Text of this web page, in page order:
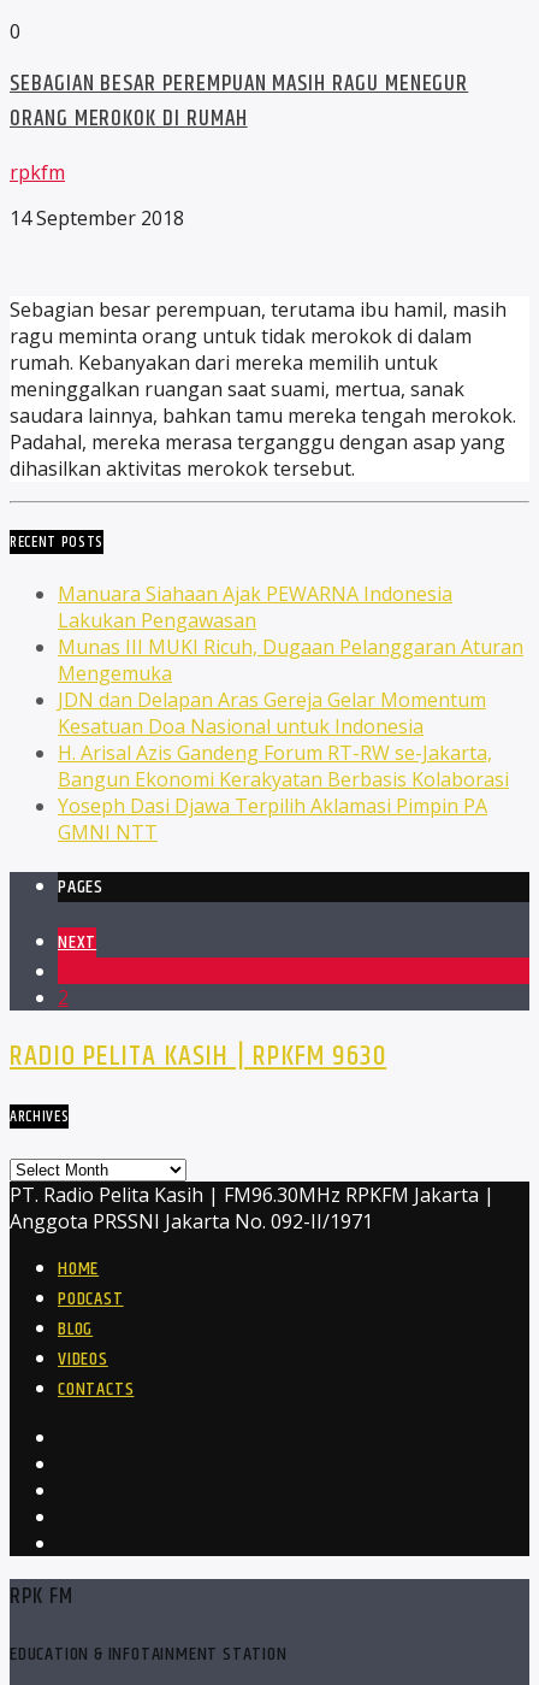
0
SEBAGIAN BESAR PEREMPUAN MASIH RAGU MENEGUR
ORANG MEROKOK DI RUMAH
rpkfm
14 September 2018
Sebagian besar perempuan, terutama ibu hamil, masih
ragu meminta orang untuk tidak merokok di dalam
rumah. Kebanyakan dari mereka memilih untuk
meninggalkan ruangan saat suami, mertua, sanak
saudara lainnya, bahkan tamu mereka tengah merokok.
Padahal, mereka merasa terganggu dengan asap yang
dihasilkan aktivitas merokok tersebut.
RECENT POSTS
Manuara Siahaan Ajak PEWARNA Indonesia
Lakukan Pengawasan
Munas III MUKI Ricuh, Dugaan Pelanggaran Aturan
Mengemuka
JDN dan Delapan Aras Gereja Gelar Momentum
Kesatuan Doa Nasional untuk Indonesia
H. Arisal Azis Gandeng Forum RT-RW se-Jakarta,
Bangun Ekonomi Kerakyatan Berbasis Kolaborasi
Yoseph Dasi Djawa Terpilih Aklamasi Pimpin PA
GMNI NTT
PAGES
NEXT
2
RADIO PELITA KASIH | RPKFM 9630
ARCHIVES
Archives
PT. Radio Pelita Kasih | FM96.30MHz RPKFM Jakarta |
Anggota PRSSNI Jakarta No. 092-II/1971
HOME
PODCAST
BLOG
VIDEOS
CONTACTS
RPK FM
EDUCATION & INFOTAINMENT STATION